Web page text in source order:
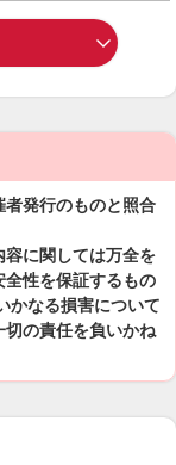
発行のものと照合
に関しては万全を
性を保証するもの
かなる損害について
切の責任を負いかね